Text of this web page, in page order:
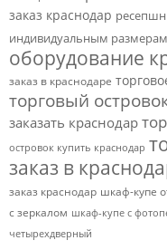
заказ краснодар ресепшн
индивидуальным размерам
оборудование
заказ в краснодаре
торговый
заказать краснодар
островок купить краснодар
заказ в
заказ краснодар шкаф-купе
с зеркалом шкаф-купе с
четырехдверный